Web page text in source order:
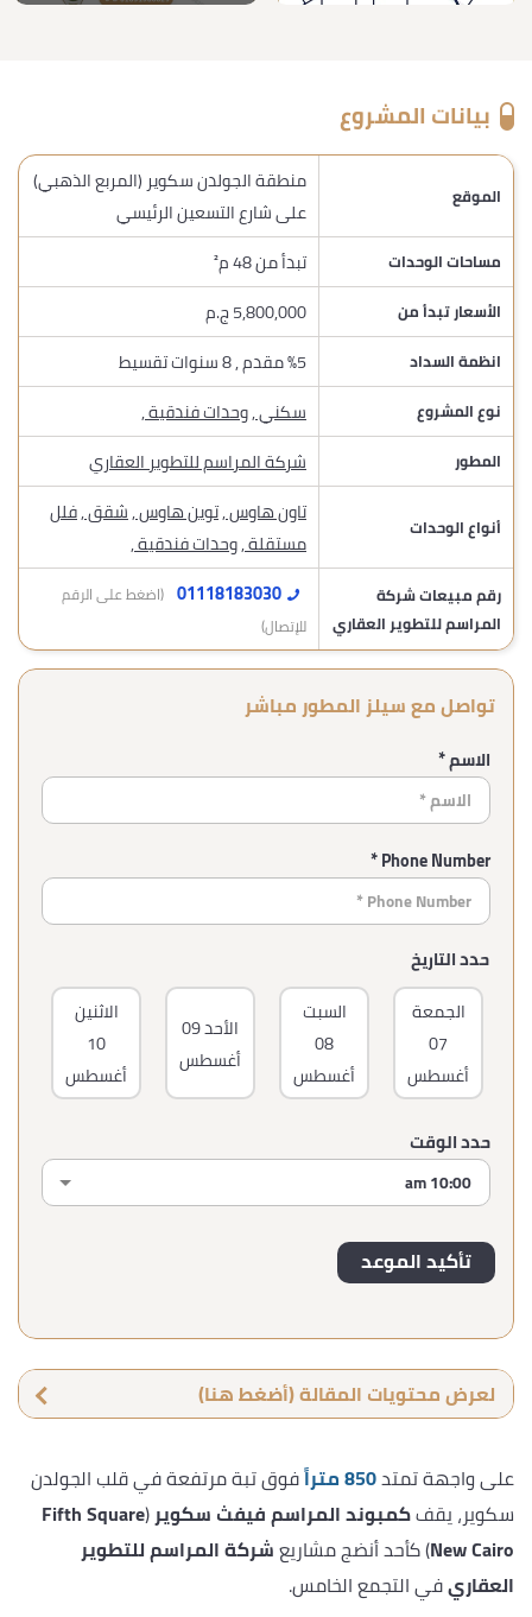
بيانات المشروع
الموقع
منطقة الجولدن سكوير (المربع الذهبي)
على شارع التسعين الرئيسي
مساحات الوحدات تبدأ من 48 م²
الأسعار تبدأ من 5,800,000 ج.م
انظمة السداد %5 مقدم , 8 سنوات تقسيط
نوع المشروع سكني,وحدات فندقية,
المطور شركة المراسم للتطوير العقاري
أنواع الوحدات تاون هاوس,توين هاوس,شقق,فلل
مستقلة,وحدات فندقية,
رقم مبيعات شركة
المراسم للتطوير العقاري
01118183030
(اضغط على الرقم
للإتصال)
تواصل مع سيلز المطور مباشر
الاسم *
Phone Number *
حدد التاريخ
الجمعة
07
أغسطس
السبت
08
أغسطس
الأحد09
أغسطس
الاثنين
10
أغسطس
حدد الوقت
لعرض محتويات المقالة (أضغط هنا)
على واجهة تمتد850 متراً
فوق تبة مرتفعة في قلب الجولدن
سكوير، يقفكمبوند المراسم فيفث سكوير(
Fifth Square
New Cairo) كأحد أنضج مشاريعشركة المراسم للتطوير
العقاريفي التجمع الخامس.